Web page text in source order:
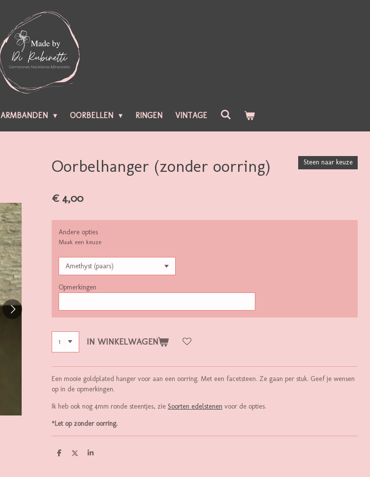
ARMBANDEN OORBELLEN RINGEN VINTAGE
Oorbelhanger (zonder oorring) Steen naar keuze
€ 4,00
Andere opties
Maak een keuze
Opmerkingen
IN WINKELWAGEN
Een mooie goldplated hanger voor aan een oorring. Met een facetsteen. Ze gaan per stuk. Geef je wensen
op in de opmerkingen.
Ik heb ook nog 4mm ronde steentjes, zie Soorten edelstenen voor de opties.
*Let op zonder oorring.
D
D
S